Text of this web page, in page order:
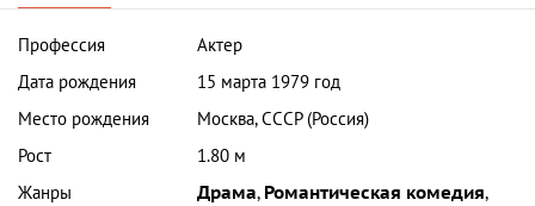
Профессия
Актер
Дата рождения
15 марта 1979 год
Место рождения
Москва, СССР (Россия)
Рост
1.80 м
Жанры
Драма, Романтическая комедия,